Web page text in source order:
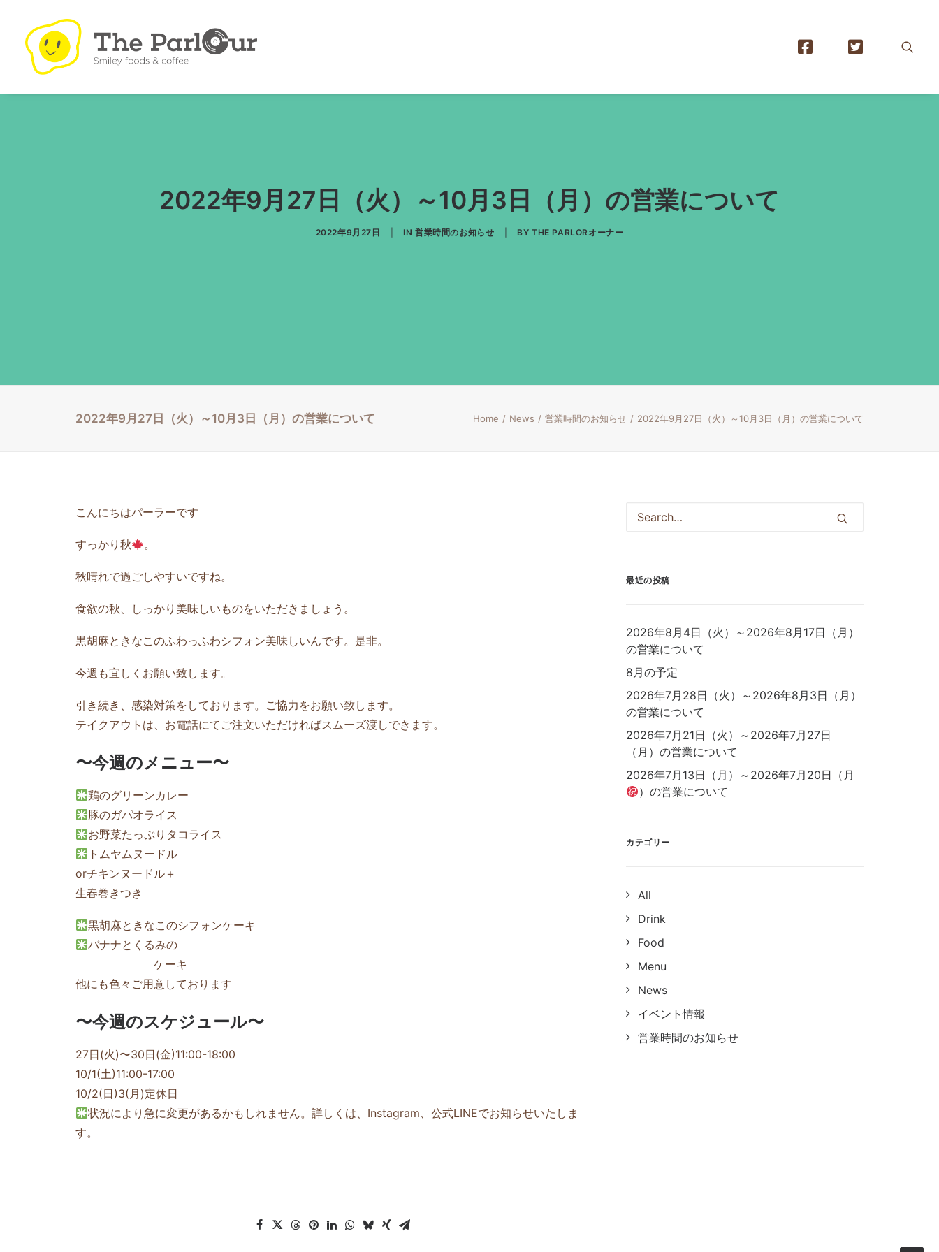
2022年9月27日（火）～10月3日（月）の営業について
2022年9月27日 IN営業時間のお知らせ BY THE PARLORオーナー
2022年9月27日（火）～10月3日（月）の営業について Home News 営業時間のお知らせ 2022年9月27日（火）～10月3日（月）の営業について
こんにちはパーラーです
すっかり秋 。
秋晴れで過ごしやすいですね。
食欲の秋、しっかり美味しいものをいただきましょう。
黒胡麻ときなこのふわっふわシフォン美味しいんです。是非。
今週も宜しくお願い致します。
引き続き、感染対策をしております。ご協力をお願い致します。
テイクアウトは、お電話にてご注文いただければスムーズ渡しできます。
〜今週のメニュー〜
鶏のグリーンカレー
豚のガパオライス
お野菜たっぷりタコライス
トムヤムヌードル
orチキンヌードル＋
生春巻きつき
黒胡麻ときなこのシフォンケーキ
バナナとくるみの
ケーキ
他にも色々ご用意しております
〜今週のスケジュール〜
27日(火)〜30日(金)11:00-18:00
10/1(土)11:00-17:00
10/2(日)3(月)定休日
状況により急に変更があるかもしれません。詳しくは、Instagram、公式LINEでお知らせいたしま
す。
最近の投稿
2026年8月4日（火）～2026年8月17日（月）
の営業について
8月の予定
2026年7月28日（火）～2026年8月3日（月）
の営業について
2026年7月21日（火）～2026年7月27日
（月）の営業について
2026年7月13日（月）～2026年7月20日（月
）の営業について
カテゴリー
All
Drink
Food
Menu
News
イベント情報
営業時間のお知らせ